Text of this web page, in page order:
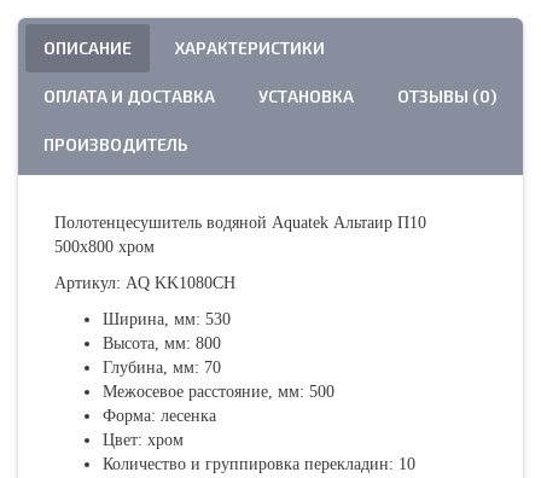
ОПИСАНИЕ ХАРАКТЕРИСТИКИ
ОПЛАТА И ДОСТАВКА УСТАНОВКА ОТЗЫВЫ (0)
ПРОИЗВОДИТЕЛЬ
Полотенцесушитель водяной Aquatek Альтаир П10
500х800 хром
Артикул: AQ KK1080CH
Ширина, мм: 530
Высота, мм: 800
Глубина, мм: 70
Межосевое расстояние, мм: 500
Форма: лесенка
Цвет: хром
Количество и группировка перекладин: 10